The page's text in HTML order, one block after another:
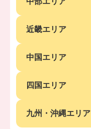
近畿エリア
中国エリア
四国エリア
九州・沖縄エリア